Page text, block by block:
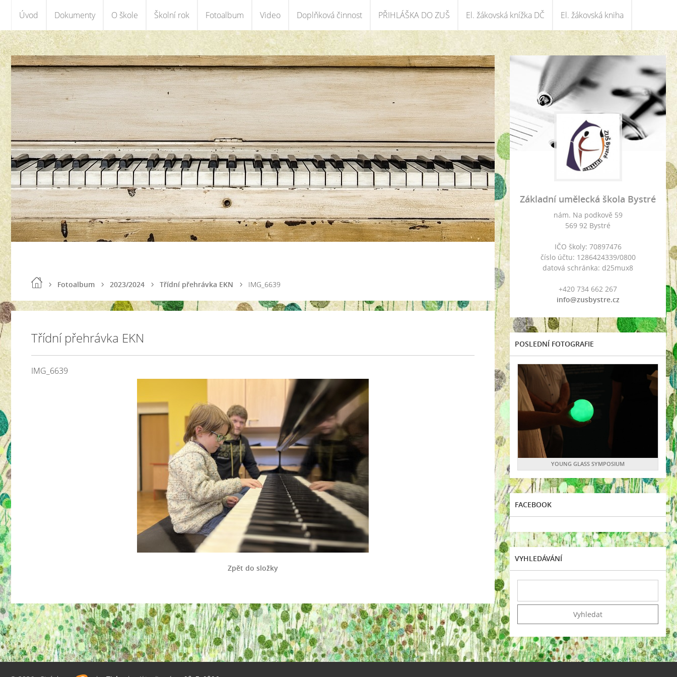
Úvod Dokumenty O škole Školní rok Fotoalbum Video Doplňková činnost PŘIHLÁŠKA DO ZUŠ El. žákovská knížka DČ El. žákovská kniha
Fotoalbum 2023/2024 Třídní přehrávka EKN IMG_6639
Třídní přehrávka EKN
IMG_6639
Zpět do složky
Základní umělecká škola Bystré
nám. Na podkově 59
569 92 Bystré
IČO školy: 70897476
číslo účtu: 1286424339/0800
datová schránka: d25mux8
+420 734 662 267
info@zusbystre.cz
POSLEDNÍ FOTOGRAFIE
YOUNG GLASS SYMPOSIUM
FACEBOOK
VYHLEDÁVÁNÍ